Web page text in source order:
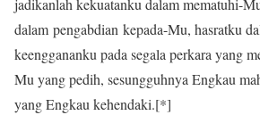
jadikanlah kekuatanku dalam mematuhi-
dalam pengabdian kepada-Mu, hasratku
keenggananku pada segala perkara yang
Mu yang pedih, sesungguhnya Engkau
yang Engkau kehendaki.[*]